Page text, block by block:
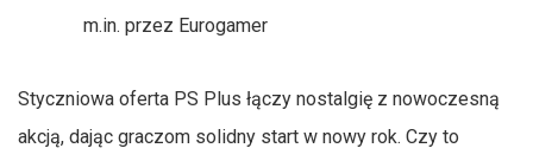
m.in. przez Eurogamer
Styczniowa oferta PS Plus łączy nostalgię z nowoczesną
akcją, dając graczom solidny start w nowy rok. Czy to